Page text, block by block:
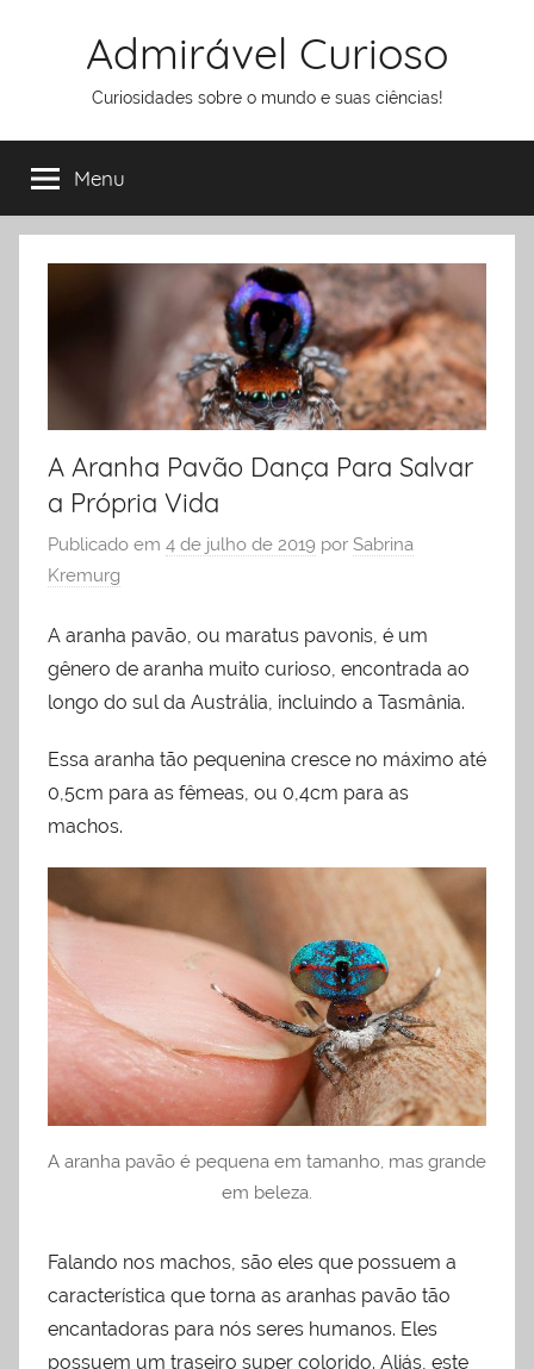
Admirável Curioso
Curiosidades sobre o mundo e suas ciências!
Menu
A Aranha Pavão Dança Para Salvar
a Própria Vida
Publicado em 4 de julho de 2019 por Sabrina
Kremurg
A aranha pavão, ou maratus pavonis, é um
gênero de aranha muito curioso, encontrada ao
longo do sul da Austrália, incluindo a Tasmânia.
Essa aranha tão pequenina cresce no máximo até
0,5cm para as fêmeas, ou 0,4cm para as
machos.
A aranha pavão é pequena em tamanho, mas grande
em beleza.
Falando nos machos, são eles que possuem a
característica que torna as aranhas pavão tão
encantadoras para nós seres humanos. Eles
possuem um traseiro super colorido. Aliás, este